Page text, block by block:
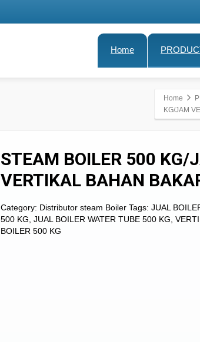
Home
Home
KG/JAM
STEAM BOILER 500 KG/
VERTIKAL BAHAN
Category: Distributor steam Boiler Tags:JUAL
500 KG ,JUAL BOILER WATER TUBE 500 KG ,
BOILER 500 KG